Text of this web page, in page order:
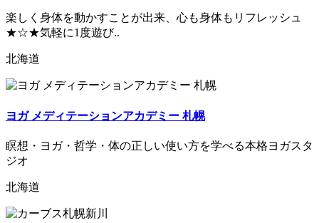
楽しく身体を動かすことが出来、心も身体もリフレッシュ
★☆★気軽に1度遊び..
北海道
ヨガ メディテーションアカデミー 札幌
瞑想・ヨガ・哲学・体の正しい使い方を学べる本格ヨガスタ
ジオ
北海道